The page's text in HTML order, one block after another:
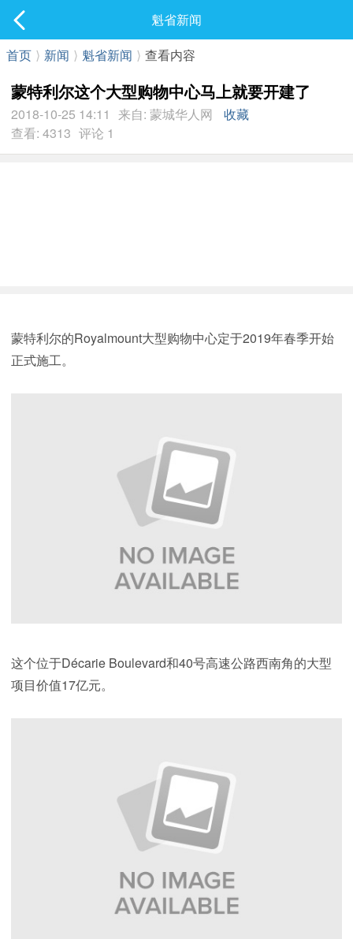
最新发表
魁省新闻
首页 ⟩ 新闻 ⟩ 魁省新闻 ⟩ 查看内容
蒙特利尔这个大型购物中心马上就要开建了
2018-10-25 14:11 来自: 蒙城华人网
收藏
查看: 4313 评论 1
蒙特利尔的Royalmount大型购物中心定于2019年春季开始
正式施工。
这个位于Décarie Boulevard和40号高速公路西南角的大型
项目价值17亿元。